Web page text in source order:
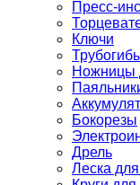
Пресс-
Ключи
Ножницы
Бокорезы
Дрель
Леска